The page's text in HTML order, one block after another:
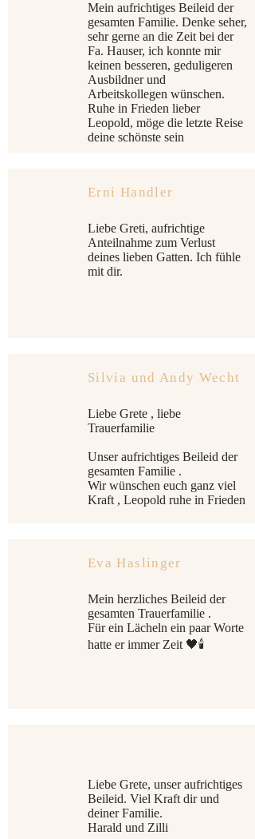
Mein aufrichtiges Beileid der
gesamten Familie. Denke seher,
sehr gerne an die Zeit bei der
Fa. Hauser, ich konnte mir
keinen besseren, geduligeren
Ausbildner und
Arbeitskollegen wünschen.
Ruhe in Frieden lieber
Leopold, möge die letzte Reise
deine schönste sein
Erni Handler
Liebe Greti, aufrichtige
Anteilnahme zum Verlust
deines lieben Gatten. Ich fühle
mit dir.
Silvia und Andy Wecht
Liebe Grete , liebe
Trauerfamilie
Unser aufrichtiges Beileid der
gesamten Familie .
Wir wünschen euch ganz viel
Kraft , Leopold ruhe in Frieden
Eva Haslinger
Mein herzliches Beileid der
gesamten Trauerfamilie .
Für ein Lächeln ein paar Worte
hatte er immer Zeit 🖤🕯️
Liebe Grete, unser aufrichtiges
Beileid. Viel Kraft dir und
deiner Familie.
Harald und Zilli